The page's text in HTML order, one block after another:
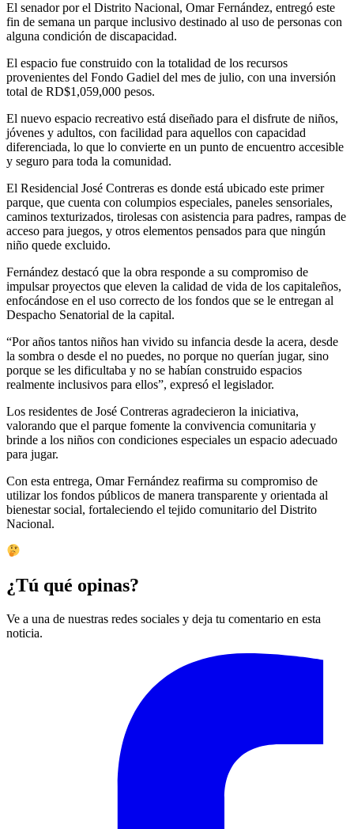
El senador por el Distrito Nacional, Omar Fernández, entregó este
fin de semana un parque inclusivo destinado al uso de personas con
alguna condición de discapacidad.
El espacio fue construido con la totalidad de los recursos
provenientes del Fondo Gadiel del mes de julio, con una inversión
total de RD$1,059,000 pesos.
El nuevo espacio recreativo está diseñado para el disfrute de niños,
jóvenes y adultos, con facilidad para aquellos con capacidad
diferenciada, lo que lo convierte en un punto de encuentro accesible
y seguro para toda la comunidad.
El Residencial José Contreras es donde está ubicado este primer
parque, que cuenta con columpios especiales, paneles sensoriales,
caminos texturizados, tirolesas con asistencia para padres, rampas de
acceso para juegos, y otros elementos pensados para que ningún
niño quede excluido.
Fernández destacó que la obra responde a su compromiso de
impulsar proyectos que eleven la calidad de vida de los capitaleños,
enfocándose en el uso correcto de los fondos que se le entregan al
Despacho Senatorial de la capital.
“Por años tantos niños han vivido su infancia desde la acera, desde
la sombra o desde el no puedes, no porque no querían jugar, sino
porque se les dificultaba y no se habían construido espacios
realmente inclusivos para ellos”, expresó el legislador.
Los residentes de José Contreras agradecieron la iniciativa,
valorando que el parque fomente la convivencia comunitaria y
brinde a los niños con condiciones especiales un espacio adecuado
para jugar.
Con esta entrega, Omar Fernández reafirma su compromiso de
utilizar los fondos públicos de manera transparente y orientada al
bienestar social, fortaleciendo el tejido comunitario del Distrito
Nacional.
¿Tú qué opinas?
Ve a una de nuestras redes sociales y deja tu comentario en esta
noticia.